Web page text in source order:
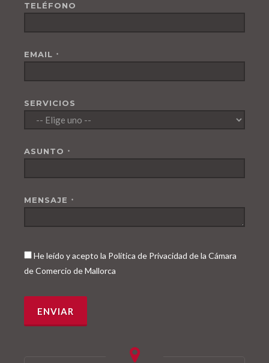
TELÉFONO
EMAIL *
SERVICIOS
ASUNTO *
MENSAJE *
He leído y acepto la Política de Privacidad de la Cámara
de Comercio de Mallorca